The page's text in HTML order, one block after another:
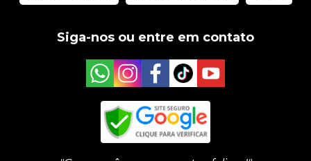
Siga-nos ou entre em contato